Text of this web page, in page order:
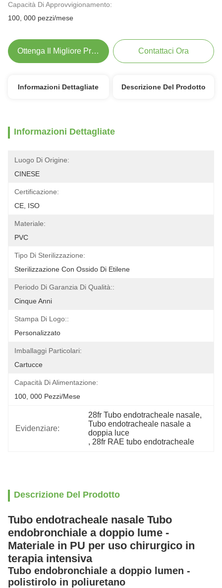
Capacità Di Approvvigionamento:
100, 000 pezzi/mese
Ottenga Il Migliore Prezzo Contattaci Ora
Informazioni Dettagliate Descrizione Del Prodotto
Informazioni Dettagliate
Luogo Di Origine:
CINESE
Certificazione:
CE, ISO
Materiale:
PVC
Tipo Di Sterilizzazione:
Sterilizzazione Con Ossido Di Etilene
Periodo Di Garanzia Di Qualità::
Cinque Anni
Stampa Di Logo::
Personalizzato
Imballaggi Particolari:
Cartucce
Capacità Di Alimentazione:
100, 000 Pezzi/mese
Evidenziare:
28fr Tubo endotracheale nasale,
Tubo endotracheale nasale a
doppia luce
, 28fr RAE tubo endotracheale
Descrizione Del Prodotto
Tubo endotracheale nasale Tubo
endobronchiale a doppio lume -
Materiale in PU per uso chirurgico in
terapia intensiva
Tubo endobronchiale a doppio lumen -
polistirolo in poliuretano